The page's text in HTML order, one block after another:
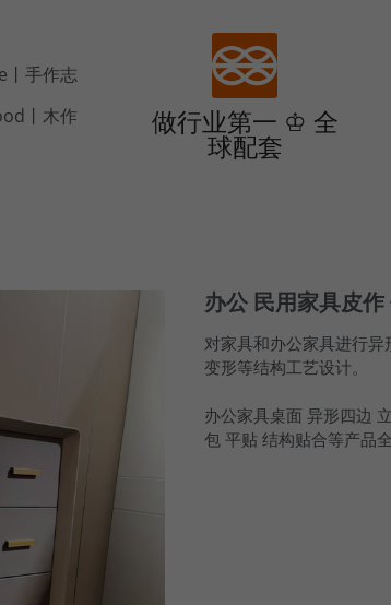
手作志
丨木作
做行业第一 ♔ 全
球配套
办公 民用家具皮作
对家具和办公家具进行
变形等结构工艺设计。
办公家具桌面 异形四边
包 平贴 结构贴合等产品